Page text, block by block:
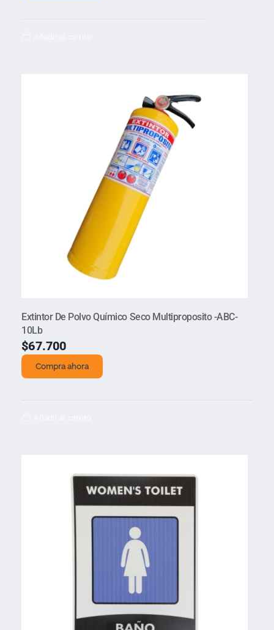
Extintor De Polvo Químico Seco Multiproposito -ABC-
10Lb
$67.700
Compra ahora